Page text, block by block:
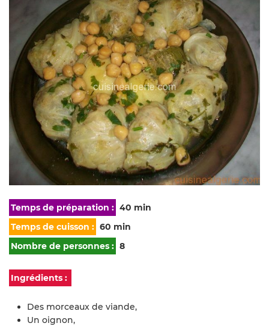
Temps de préparation : 40 min
Temps de cuisson : 60 min
Nombre de personnes : 8
Ingrédients :
Des morceaux de viande,
Un oignon,